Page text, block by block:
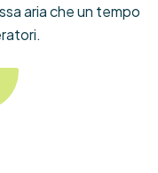
aria che un tempo